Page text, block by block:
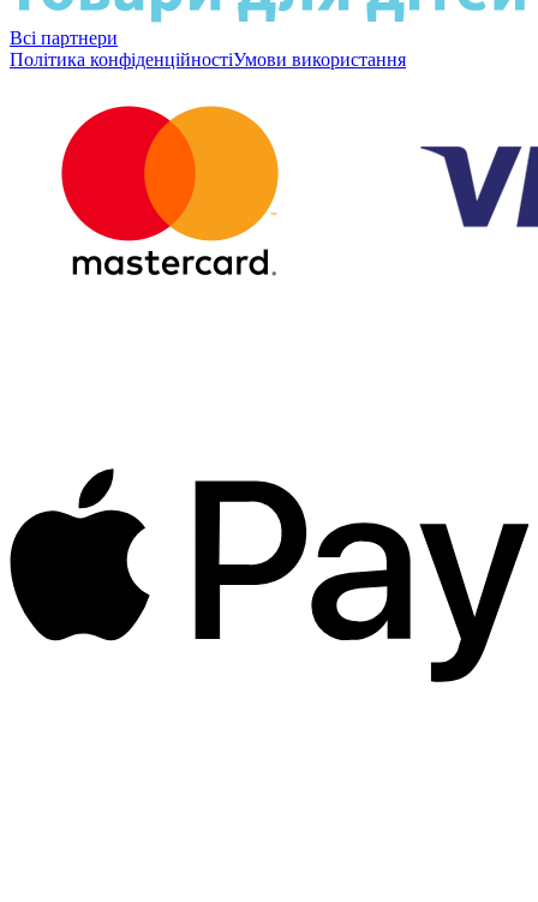
Всі партнери
Політика конфіденційностіУмови використання